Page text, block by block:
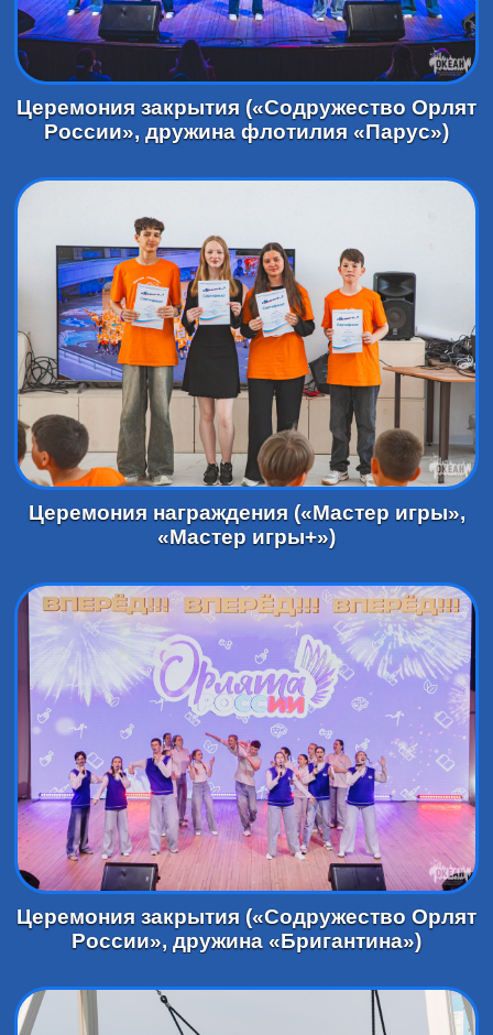
Церемония закрытия («Содружество Орлят
России», дружина флотилия «Парус»)
Церемония награждения («Мастер игры»,
«Мастер игры+»)
Церемония закрытия («Содружество Орлят
России», дружина «Бригантина»)